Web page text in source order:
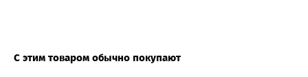
С этим товаром обычно покупают